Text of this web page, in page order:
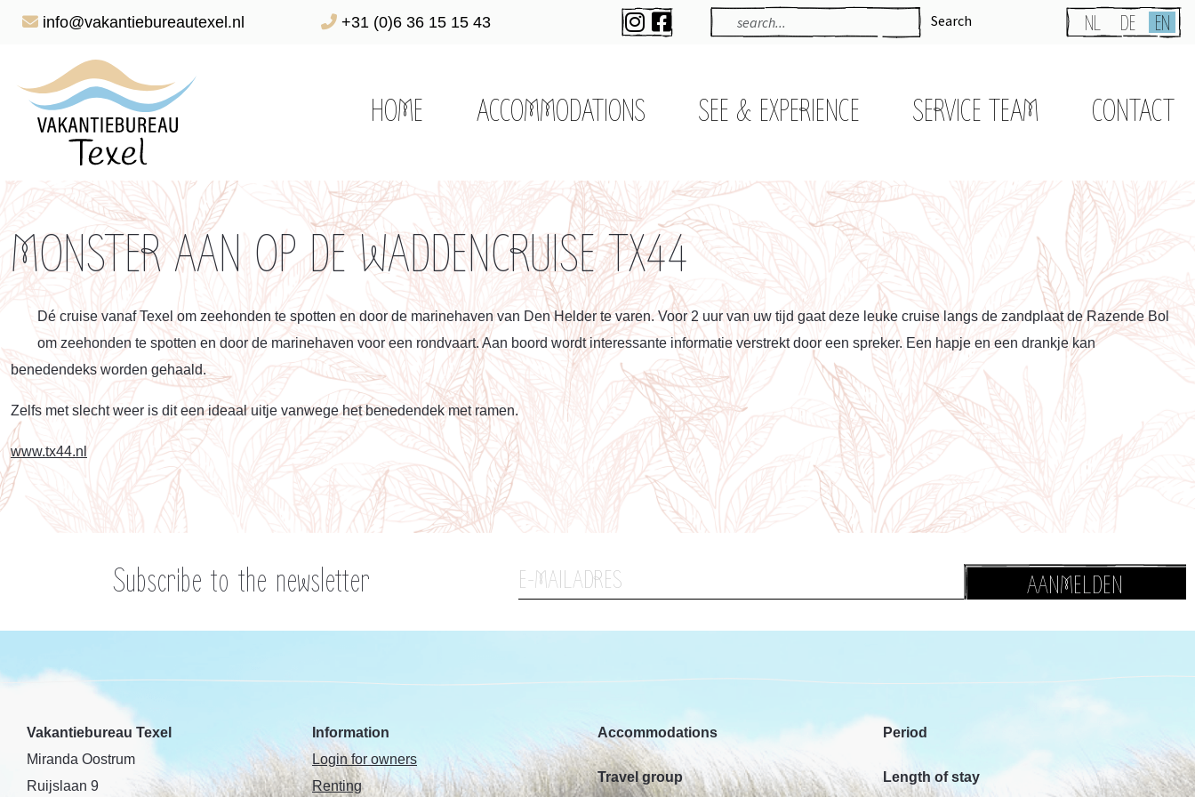
info@vakantiebureautexel.nl +31 (0)6 36 15 15 43 Search NL DE EN
HOME ACCOMMODATIONS SEE & EXPERIENCE SERVICE TEAM CONTACT
MONSTER AAN OP DE WADDENCRUISE TX44
Dé cruise vanaf Texel om zeehonden te spotten en door de marinehaven van Den Helder te varen. Voor 2 uur van uw tijd gaat deze leuke cruise langs de zandplaat de Razende Bol
om zeehonden te spotten en door de marinehaven voor een rondvaart. Aan boord wordt interessante informatie verstrekt door een spreker. Een hapje en een drankje kan
benedendeks worden gehaald.
Zelfs met slecht weer is dit een ideaal uitje vanwege het benedendek met ramen.
www.tx44.nl
Subscribe to the newsletter AANMELDEN
Vakantiebureau Texel
Miranda Oostrum
Ruijslaan 9
Information
Login for owners
Renting
Accommodations
Travel group
Period
Length of stay